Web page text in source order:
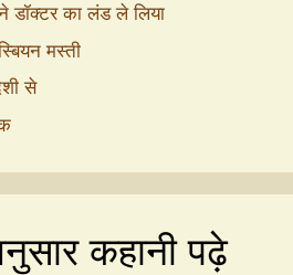
डॉक्टर का लंड ले लिया
मस्ती
से
कहानी पढ़े